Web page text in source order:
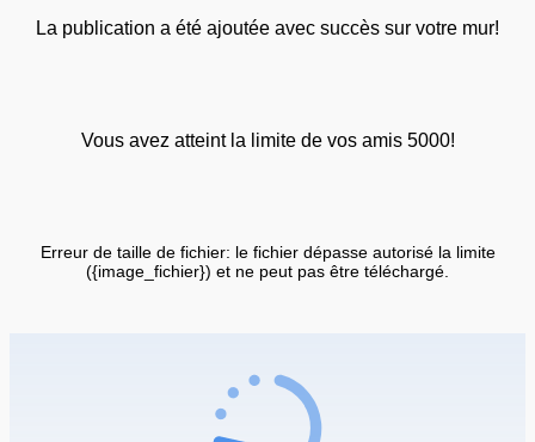
La publication a été ajoutée avec succès sur votre mur!
Vous avez atteint la limite de vos amis 5000!
Erreur de taille de fichier: le fichier dépasse autorisé la limite
({image_fichier}) et ne peut pas être téléchargé.